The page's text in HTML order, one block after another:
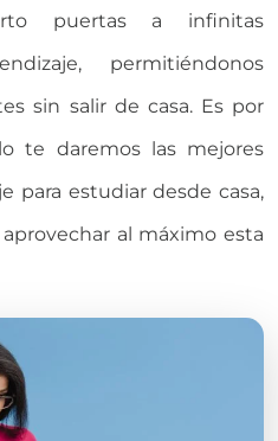
puertas a infinitas
permitiéndonos
sin salir de casa. Es por
te daremos las mejores
para estudiar desde casa,
al máximo esta